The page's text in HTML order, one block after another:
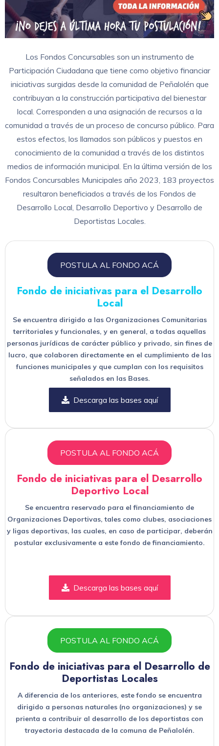
Los Fondos Concursables son un instrumento de
Participación Ciudadana que tiene como objetivo financiar
iniciativas surgidas desde la comunidad de Peñalolén que
contribuyan a la construcción participativa del bienestar
local. Corresponden a una asignación de recursos a la
comunidad a través de un proceso de concurso público. Para
estos efectos, los llamados son públicos y puestos en
conocimiento de la comunidad a través de los distintos
medios de información municipal. En la última versión de los
Fondos Concursables Municipales año 2023, 183 proyectos
resultaron beneficiados a través de los Fondos de
Desarrollo Local, Desarrollo Deportivo y Desarrollo de
Deportistas Locales.
POSTULA AL FONDO ACÁ
Fondo de iniciativas para el Desarrollo
Local
Se encuentra dirigido a las Organizaciones Comunitarias
territoriales y funcionales, y en general, a todas aquellas
personas jurídicas de carácter público y privado, sin fines de
lucro, que colaboren directamente en el cumplimiento de las
funciones municipales y que cumplan con los requisitos
señalados en las Bases.
Descarga las bases aquí
POSTULA AL FONDO ACÁ
Fondo de iniciativas para el Desarrollo
Deportivo Local
Se encuentra reservado para el financiamiento de
Organizaciones Deportivas, tales como clubes, asociaciones
y ligas deportivas, las cuales, en caso de participar, deberán
postular exclusivamente a este fondo de financiamiento.
Descarga las bases aquí
POSTULA AL FONDO ACÁ
Fondo de iniciativas para el Desarrollo de
Deportistas Locales
A diferencia de los anteriores, este fondo se encuentra
dirigido a personas naturales (no organizaciones) y se
prienta a contribuir al desarrollo de los deportistas con
trayectoria destacada de la comuna de Peñalolén.